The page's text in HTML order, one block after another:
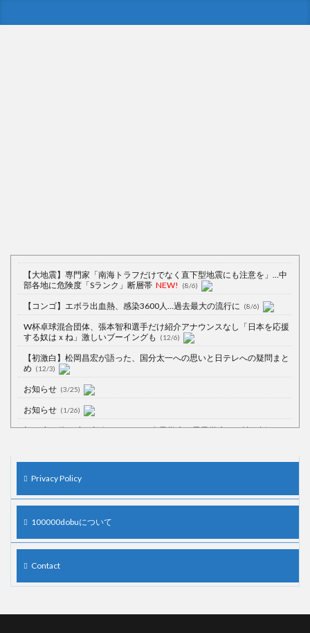
Powered by livedoor 相互RSS
【大地震】専門家「南海トラフだけでなく直下型地震にも注意を」…中
部各地に危険度「Sランク」断層帯 NEW! (8/6)
【コンゴ】エボラ出血熱、感染3600人…過去最大の流行に (8/6)
W杯卓球混合団体、張本智和選手だけ紹介アナウンスなし「日本を応援
する奴はｘね」激しいブーイングも
(12/6)
【初激白】松岡昌宏が語った、国分太一への思いと日テレへの疑問まと
め (12/3)
お知らせ (3/25)
お知らせ (1/26)
顔20点、体80点と評価されていた女子学生が男子学生らの性の捌け口に
【中国】処理水の問題化狙うも不発？ASEAN関連会合で賛同広がらず
【韓国】54.1％「IAEA報告書を信用しない」
Powered by livedoor 相互RSS
Privacy Policy
100000dobuについて
Contact